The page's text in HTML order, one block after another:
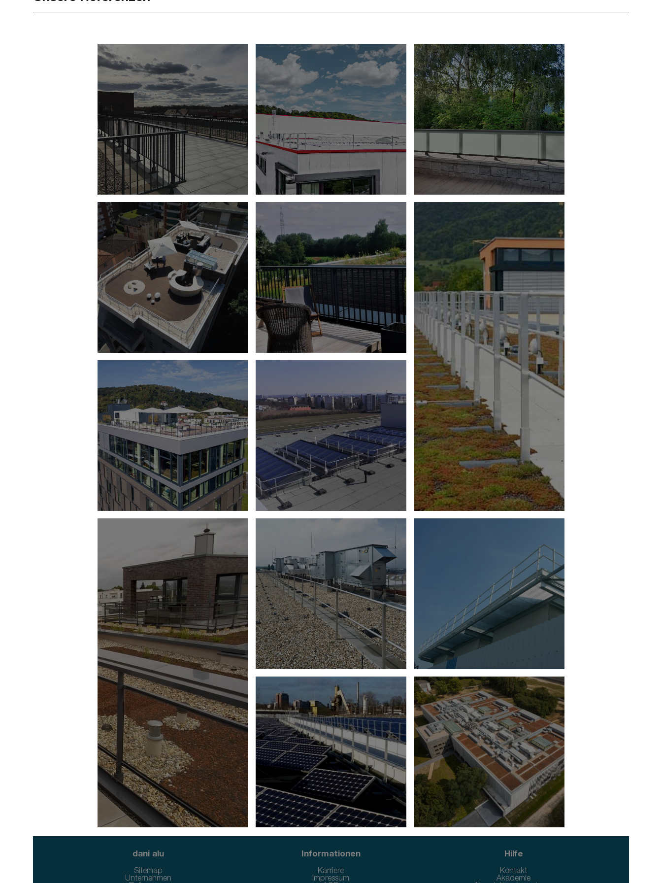
dani alu
Sitemap
Unternehmen
Informationen
Karriere
Impressum
Hilfe
Kontakt
Akademie